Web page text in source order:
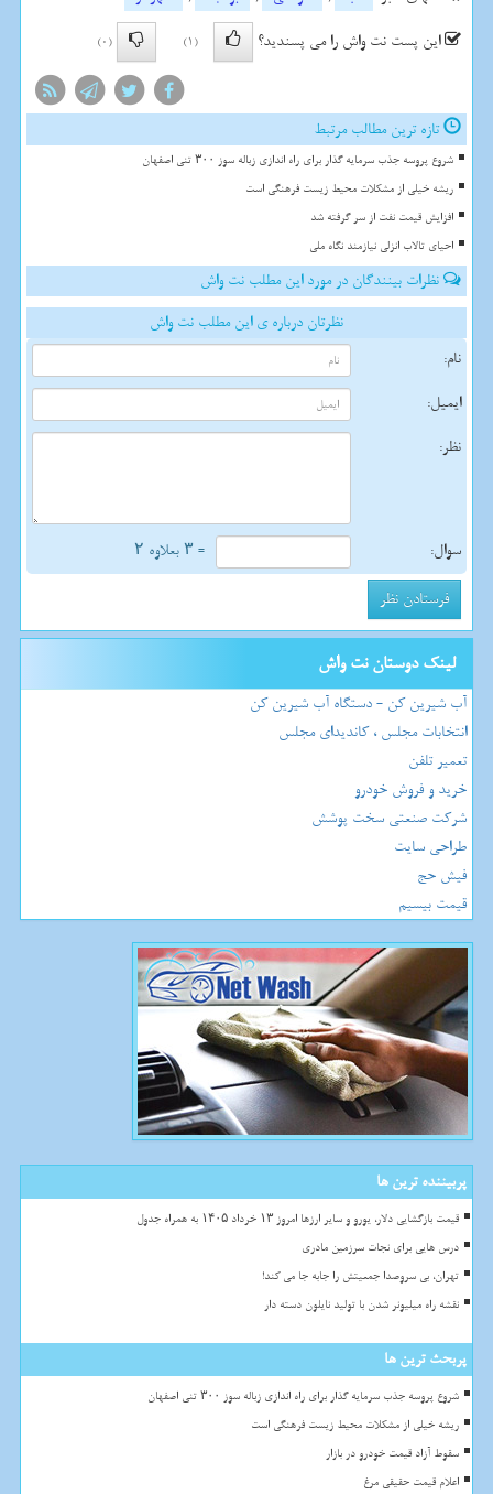
این پست نت واش را می پسندید؟
(1)
(0)
تازه ترین مطالب مرتبط
شروع پروسه جذب سرمایه گذار برای راه اندازی زباله سوز ۳۰۰ تنی اصفهان
ریشه خیلی از مشکلات محیط زیست فرهنگی است
افزایش قیمت نفت از سر گرفته شد
احیای تالاب انزلی نیازمند نگاه ملی
نظرات بینندگان در مورد این مطلب نت واش
نظرتان درباره ی این مطلب نت واش
نام:
ایمیل:
نظر:
سوال: = ۳ بعلاوه ۲
لینک دوستان نت واش
آب شیرین کن - دستگاه آب شیرین کن
انتخابات مجلس ، کاندیدای مجلس
تعمیر تلفن
خرید و فروش خودرو
شرکت صنعتی سخت پوشش
طراحی سایت
فیش حج
قیمت بیسیم
پربیننده ترین ها
قیمت بازگشایی دلار، یورو و سایر ارزها امروز ۱۳ خرداد ۱۴۰۵ به همراه جدول
درس هایی برای نجات سرزمین مادری
تهران، بی سروصدا جمعیتش را جابه جا می کند!
نقشه راه میلیونر شدن با تولید نایلون دسته دار
پربحث ترین ها
شروع پروسه جذب سرمایه گذار برای راه اندازی زباله سوز ۳۰۰ تنی اصفهان
ریشه خیلی از مشکلات محیط زیست فرهنگی است
سقوط آزاد قیمت خودرو در بازار
اعلام قیمت حقیقی مرغ